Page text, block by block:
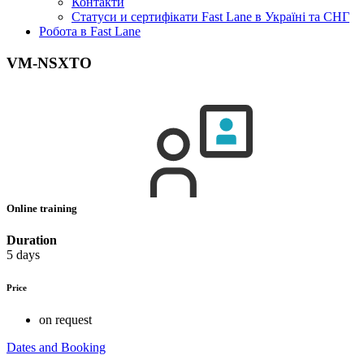
Статуси и сертифікати Fast Lane в Україні та СНГ
Робота в Fast Lane
VM-NSXTO
Online training
Duration
5 days
Price
on request
Dates and Booking